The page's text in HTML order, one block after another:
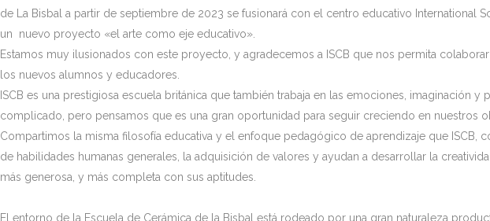
de La Bisbal a partir de septiembre de 2023 se fusionará con el centro educativo International
un nuevo proyecto «el arte como eje educativo».
Estamos muy ilusionados con este proyecto, y agradecemos a ISCB que nos permita
los nuevos alumnos y educadores.
ISCB es una prestigiosa escuela británica que también trabaja en las emociones,
complicado, pero pensamos que es una gran oportunidad para seguir creciendo en nuestros
Compartimos la misma filosofía educativa y el enfoque pedagógico de aprendizaje que
de habilidades humanas generales, la adquisición de valores y ayudan a desarrollar la
más generosa, y más completa con sus aptitudes.
El entorno de la Escuela de Cerámica de la Bisbal está rodeado por una gran naturaleza